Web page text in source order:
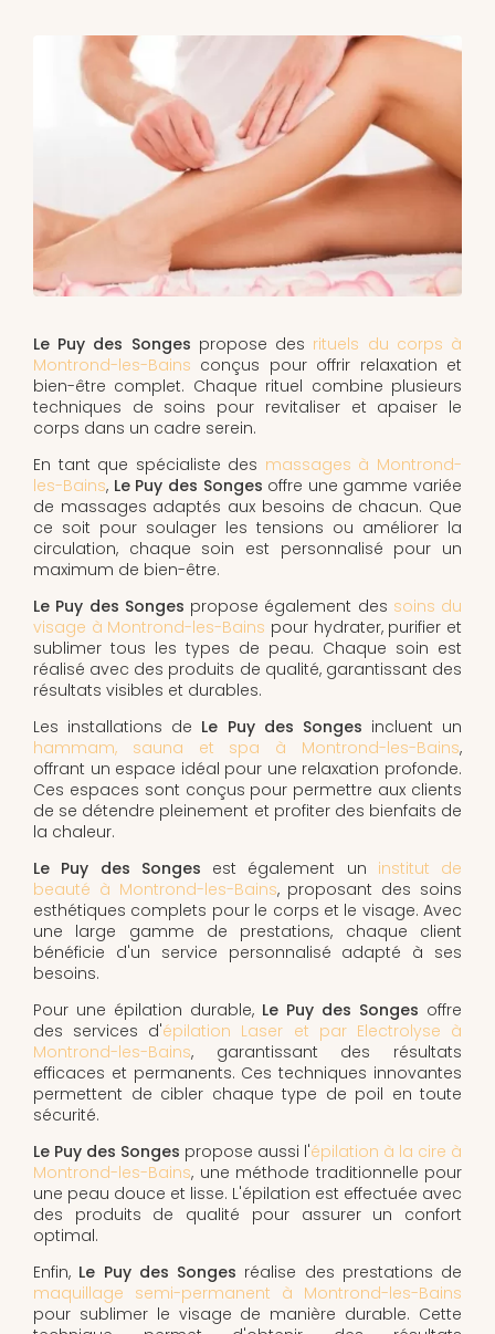
Le Puy des Songes propose des rituels du corps à
Montrond-les-Bains conçus pour offrir relaxation et
bien-être complet. Chaque rituel combine plusieurs
techniques de soins pour revitaliser et apaiser le
corps dans un cadre serein.
En tant que spécialiste des massages à Montrond-
les-Bains, Le Puy des Songes offre une gamme variée
de massages adaptés aux besoins de chacun. Que
ce soit pour soulager les tensions ou améliorer la
circulation, chaque soin est personnalisé pour un
maximum de bien-être.
Le Puy des Songes propose également des soins du
visage à Montrond-les-Bains pour hydrater, purifier et
sublimer tous les types de peau. Chaque soin est
réalisé avec des produits de qualité, garantissant des
résultats visibles et durables.
Les installations de Le Puy des Songes incluent un
hammam, sauna et spa à Montrond-les-Bains,
offrant un espace idéal pour une relaxation profonde.
Ces espaces sont conçus pour permettre aux clients
de se détendre pleinement et profiter des bienfaits de
la chaleur.
Le Puy des Songes est également un institut de
beauté à Montrond-les-Bains, proposant des soins
esthétiques complets pour le corps et le visage. Avec
une large gamme de prestations, chaque client
bénéficie d'un service personnalisé adapté à ses
besoins.
Pour une épilation durable, Le Puy des Songes offre
des services d'épilation Laser et par Electrolyse à
Montrond-les-Bains, garantissant des résultats
efficaces et permanents. Ces techniques innovantes
permettent de cibler chaque type de poil en toute
sécurité.
Le Puy des Songes propose aussi l'épilation à la cire à
Montrond-les-Bains, une méthode traditionnelle pour
une peau douce et lisse. L'épilation est effectuée avec
des produits de qualité pour assurer un confort
optimal.
Enfin, Le Puy des Songes réalise des prestations de
maquillage semi-permanent à Montrond-les-Bains
pour sublimer le visage de manière durable. Cette